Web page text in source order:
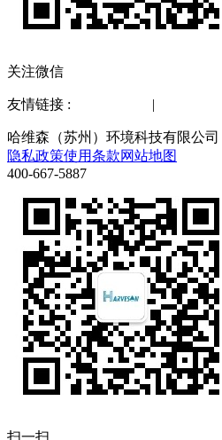
关注微信
友情链接 : |
哈维森（苏州）环境科技有限公司
隐私政策使用条款网站地图
400-667-5887
扫一扫